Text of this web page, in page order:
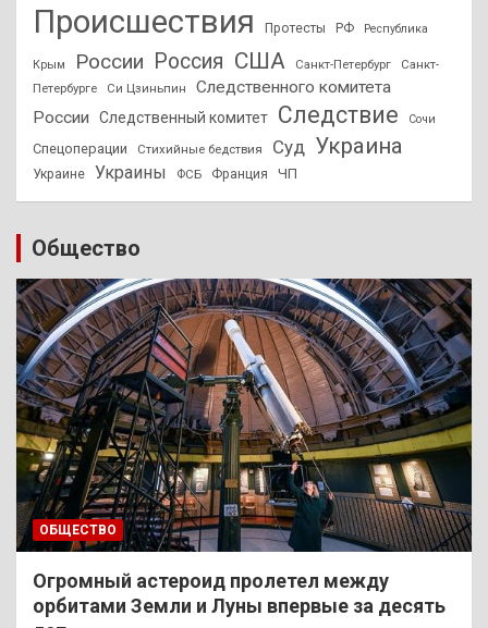
Происшествия Протесты РФ Республика
Крым России Россия США Санкт-Петербург
Санкт-
Петербурге
Си Цзиньпин
Следственного комитета
России
Следственный комитет Следствие Сочи
Спецоперации Стихийные бедствия Суд Украина
Украине Украины ФСБ Франция ЧП
Общество
ОБЩЕСТВО
Огромный астероид пролетел между
орбитами Земли и Луны впервые за десять